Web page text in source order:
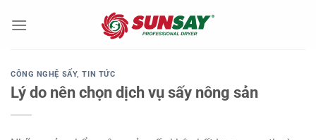
đến
CÔNG NGHỆ SẤY,TIN TỨC
Lý do nên chọn dịch vụ sấy nông sản